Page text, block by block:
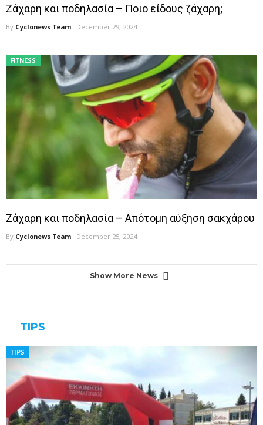
Ζάχαρη και ποδηλασία – Ποιο είδους ζάχαρη;
By Cyclonews Team December 29, 2024
FITNESS
Ζάχαρη και ποδηλασία – Απότομη αύξηση σακχάρου
By Cyclonews Team December 25, 2024
Show More News
TIPS
TIPS